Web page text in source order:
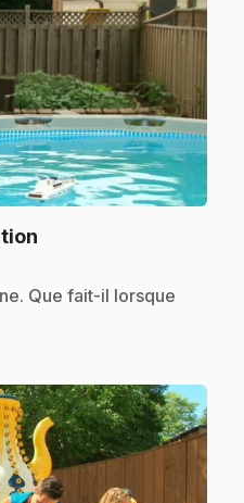
Que fait-il lorsque